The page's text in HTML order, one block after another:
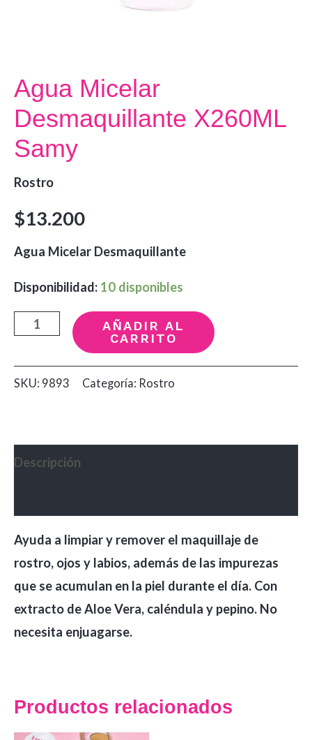
Agua Micelar
Desmaquillante X260ML
Samy
Rostro
$13.200
Agua Micelar Desmaquillante
Disponibilidad: 10 disponibles
Agua
Desmaquillante
X260ML
AÑADIR AL
CARRITO
SKU: 9893 Categoría: Rostro
Descripción
Ayuda a limpiar y remover el maquillaje de
rostro, ojos y labios, además de las impurezas
que se acumulan en la piel durante el día. Con
extracto de Aloe Vera, caléndula y pepino. No
necesita enjuagarse.
Productos relacionados